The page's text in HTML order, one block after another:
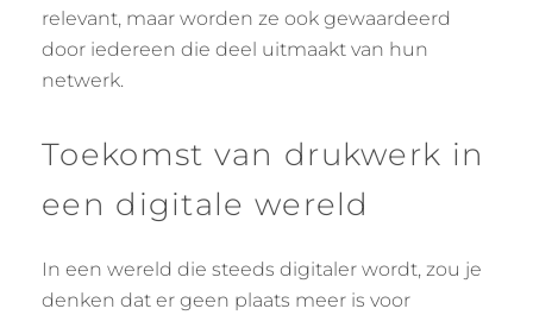
relevant, maar worden ze ook gewaardeerd
door iedereen die deel uitmaakt van hun
netwerk.
Toekomst van drukwerk in
een digitale wereld
In een wereld die steeds digitaler wordt, zou je
denken dat er geen plaats meer is voor